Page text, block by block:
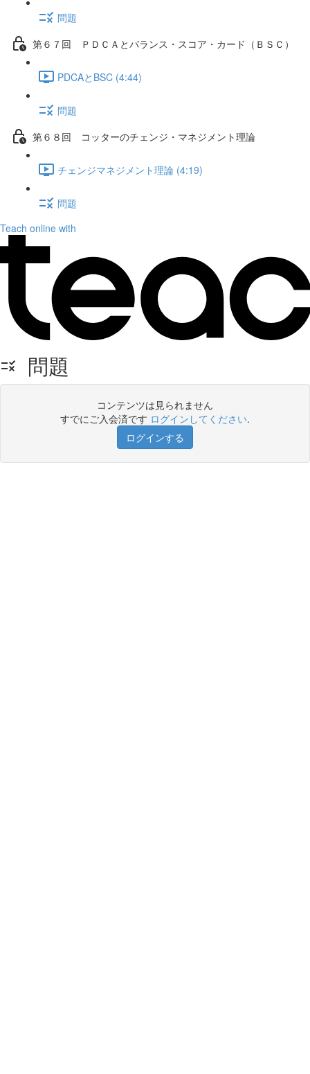
問題
第６７回 ＰＤＣＡとバランス・スコア・カード（ＢＳＣ）
PDCAとBSC (4:44)
問題
第６８回 コッターのチェンジ・マネジメント理論
チェンジマネジメント理論 (4:19)
問題
Teach online with
問題
コンテンツは見られません
すでにご入会済です ログインしてください.
ログインする